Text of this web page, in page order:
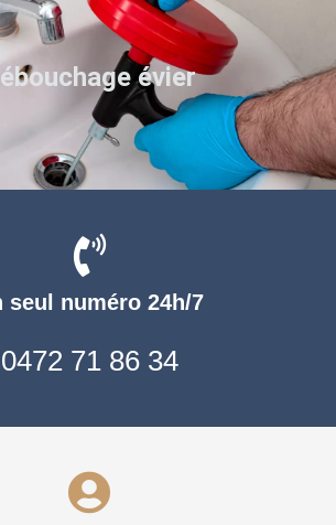
seul numéro 24h/7
0472 71 86 34
évier